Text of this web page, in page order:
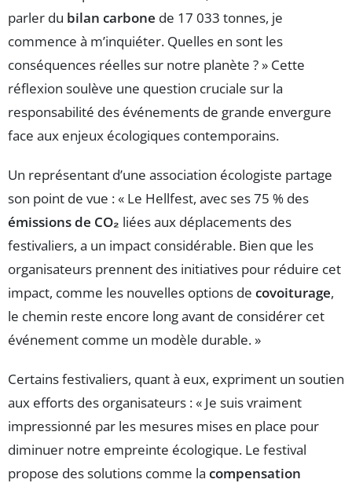
parler du bilan carbone de 17 033 tonnes, je
commence à m’inquiéter. Quelles en sont les
conséquences réelles sur notre planète ? » Cette
réflexion soulève une question cruciale sur la
responsabilité des événements de grande envergure
face aux enjeux écologiques contemporains.
Un représentant d’une association écologiste partage
son point de vue : « Le Hellfest, avec ses 75 % des
émissions de CO₂ liées aux déplacements des
festivaliers, a un impact considérable. Bien que les
organisateurs prennent des initiatives pour réduire cet
impact, comme les nouvelles options de covoiturage,
le chemin reste encore long avant de considérer cet
événement comme un modèle durable. »
Certains festivaliers, quant à eux, expriment un soutien
aux efforts des organisateurs : « Je suis vraiment
impressionné par les mesures mises en place pour
diminuer notre empreinte écologique. Le festival
propose des solutions comme la compensation